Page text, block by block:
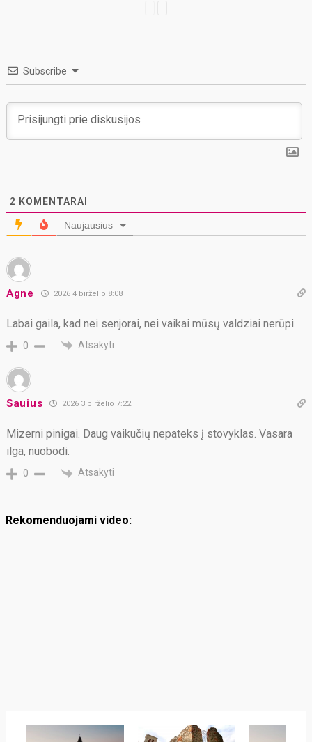
Subscribe
2 KOMENTARAI
Naujausius
Agne 2026 4 birželio 8:08
Labai gaila, kad nei senjorai, nei vaikai mūsų valdziai nerūpi.
0 Atsakyti
Sauius 2026 3 birželio 7:22
Mizerni pinigai. Daug vaikučių nepateks į stovyklas. Vasara
ilga, nuobodi.
0 Atsakyti
Rekomenduojami video: